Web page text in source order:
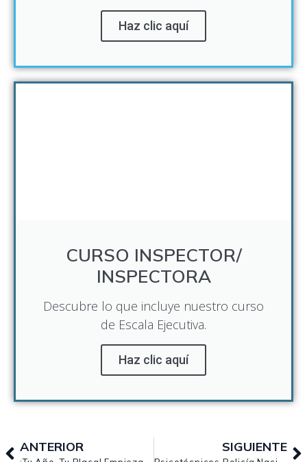
Haz clic aquí
CURSO INSPECTOR/
INSPECTORA
Descubre lo que incluye nuestro curso
de Escala Ejecutiva.
Haz clic aquí
ANTERIOR SIGUIENTE